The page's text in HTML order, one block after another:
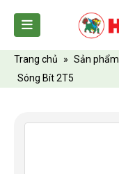
Trang chủ » Sản phẩm
Sóng Bít 2T5